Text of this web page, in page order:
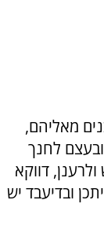
מאליהם,
לחנך
דווקא
ובדיעבד יש